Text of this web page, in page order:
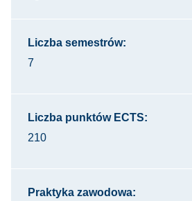
Liczba semestrów:
7
Liczba punktów ECTS:
210
Praktyka zawodowa: